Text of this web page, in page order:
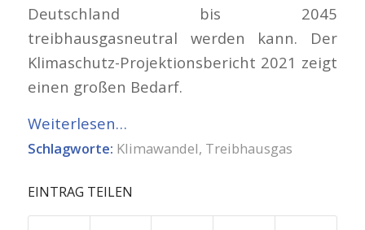
Deutschland bis 2045
treibhausgasneutral werden kann. Der
Klimaschutz-Projektionsbericht 2021 zeigt
einen großen Bedarf.
Weiterlesen…
Schlagworte: Klimawandel, Treibhausgas
EINTRAG TEILEN